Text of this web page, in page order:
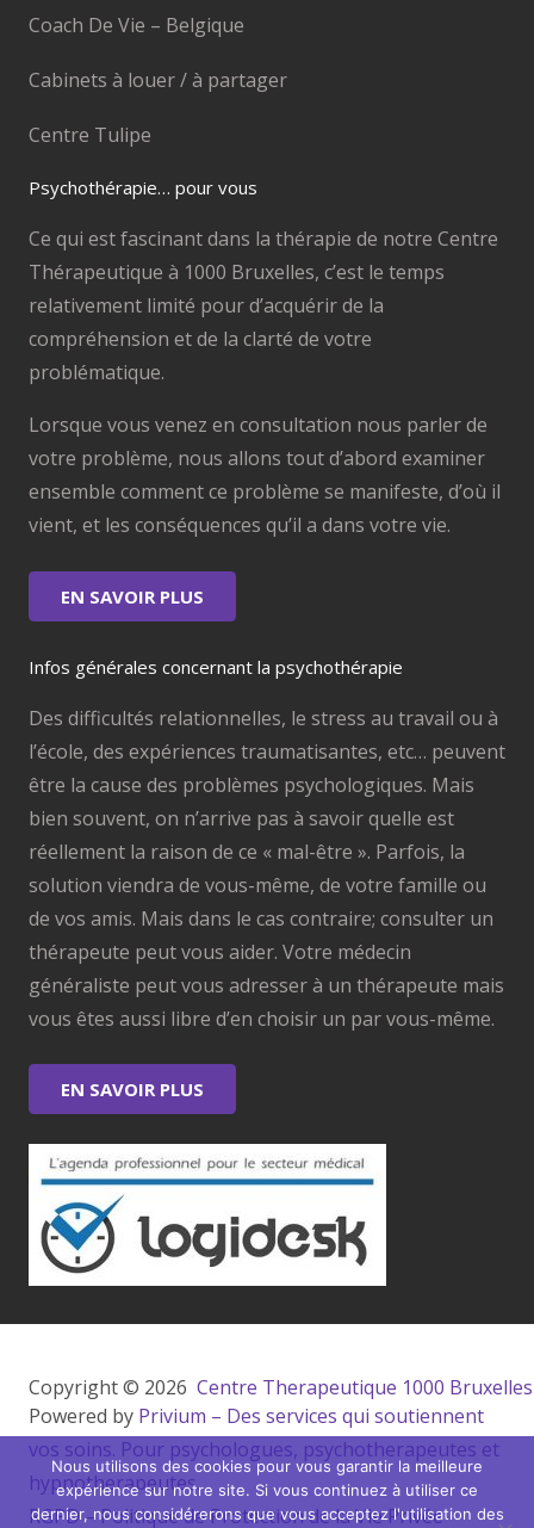
Coach De Vie – Belgique
Cabinets à louer / à partager
Centre Tulipe
Psychothérapie… pour vous
Ce qui est fascinant dans la thérapie de notre Centre
Thérapeutique à 1000 Bruxelles, c’est le temps
relativement limité pour d’acquérir de la
compréhension et de la clarté de votre
problématique.
Lorsque vous venez en consultation nous parler de
votre problème, nous allons tout d’abord examiner
ensemble comment ce problème se manifeste, d’où il
vient, et les conséquences qu’il a dans votre vie.
EN SAVOIR PLUS
Infos générales concernant la psychothérapie
Des difficultés relationnelles, le stress au travail ou à
l’école, des expériences traumatisantes, etc… peuvent
être la cause des problèmes psychologiques. Mais
bien souvent, on n’arrive pas à savoir quelle est
réellement la raison de ce « mal-être ». Parfois, la
solution viendra de vous-même, de votre famille ou
de vos amis. Mais dans le cas contraire; consulter un
thérapeute peut vous aider. Votre médecin
généraliste peut vous adresser à un thérapeute mais
vous êtes aussi libre d’en choisir un par vous-même.
EN SAVOIR PLUS
Copyright © 2026 Centre Therapeutique 1000 Bruxelles
Powered by Privium – Des services qui soutiennent
vos soins. Pour psychologues, psychotherapeutes et
hypnotherapeutes.
RGPD – Politique de Protection de la Vie Privée
Nous utilisons des cookies pour vous garantir la meilleure
expérience sur notre site. Si vous continuez à utiliser ce
dernier, nous considérerons que vous acceptez l'utilisation des